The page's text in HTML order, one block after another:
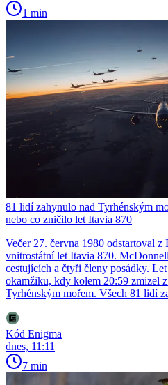
1 min
81 lidí zahynulo nad Tyrhénským
nebo co zničilo let Itavia 870
Večer 27. června 1980 odstartoval z
vnitrostátní let Itavia 870.
cestujících a čtyři členy posádky.
okamžiku, kdy kolem 20:59 zmizel
Tyrhénským mořem. Všech 81 lidí
Kód Enigma
dnes, 11:11
7 min